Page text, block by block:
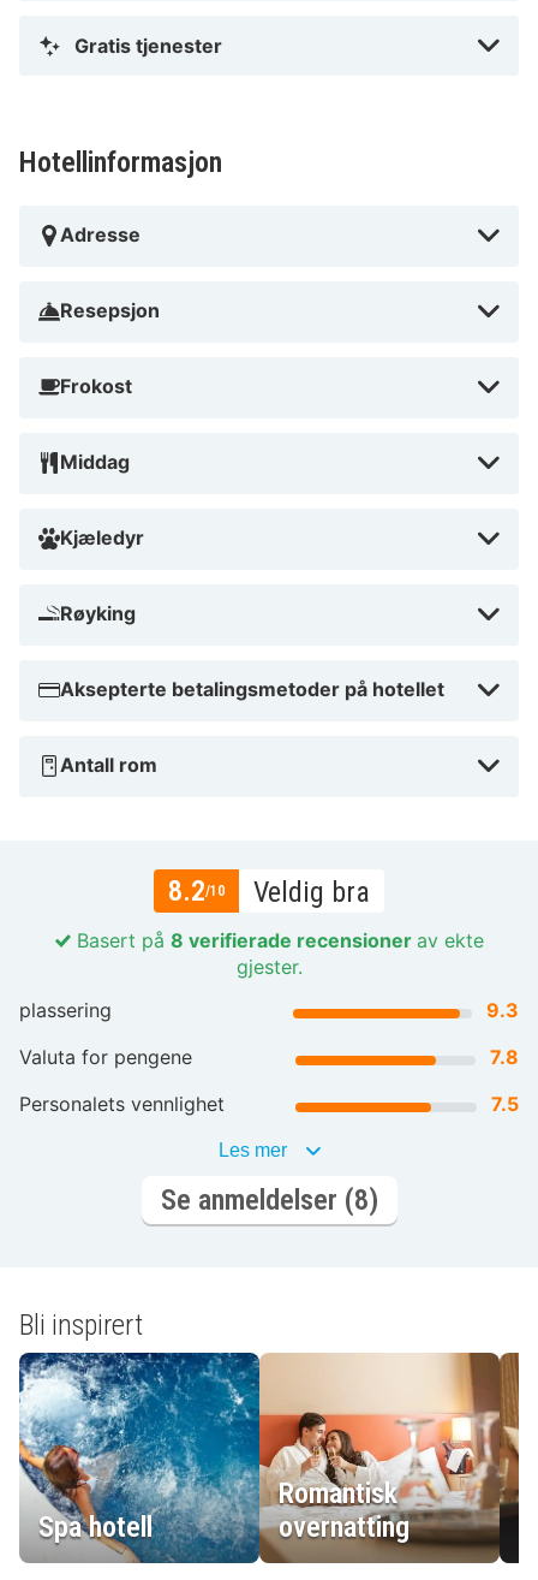
Gratis tjenester
Hotellinformasjon
Adresse
Resepsjon
Frokost
Middag
Kjæledyr
Røyking
Aksepterte betalingsmetoder på hotellet
Antall rom
8.2/10 Veldig bra
Basert på 8 verifierade recensioner av ekte
gjester.
plassering
9.3
Valuta for pengene
7.8
Personalets vennlighet
7.5
Les mer
Se anmeldelser (8)
Bli inspirert
Spa hotell
Romantisk
overnatting